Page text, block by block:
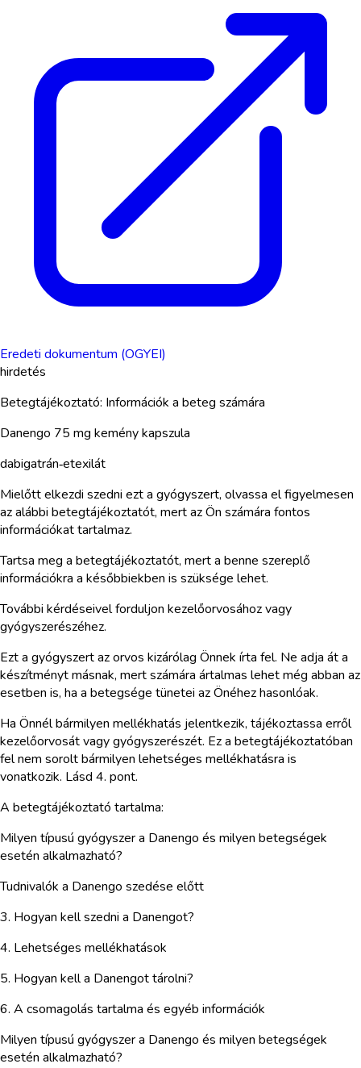
Eredeti dokumentum (OGYEI)
hirdetés
Betegtájékoztató: Információk a beteg számára
Danengo 75 mg kemény kapszula
dabigatrán‑etexilát
Mielőtt elkezdi szedni ezt a gyógyszert, olvassa el figyelmesen
az alábbi betegtájékoztatót, mert az Ön számára fontos
információkat tartalmaz.
Tartsa meg a betegtájékoztatót, mert a benne szereplő
információkra a későbbiekben is szüksége lehet.
További kérdéseivel forduljon kezelőorvosához vagy
gyógyszerészéhez.
Ezt a gyógyszert az orvos kizárólag Önnek írta fel. Ne adja át a
készítményt másnak, mert számára ártalmas lehet még abban az
esetben is, ha a betegsége tünetei az Önéhez hasonlóak.
Ha Önnél bármilyen mellékhatás jelentkezik, tájékoztassa erről
kezelőorvosát vagy gyógyszerészét. Ez a betegtájékoztatóban
fel nem sorolt bármilyen lehetséges mellékhatásra is
vonatkozik. Lásd 4. pont.
A betegtájékoztató tartalma:
Milyen típusú gyógyszer a Danengo és milyen betegségek
esetén alkalmazható?
Tudnivalók a Danengo szedése előtt
3. Hogyan kell szedni a Danengot?
4. Lehetséges mellékhatások
5. Hogyan kell a Danengot tárolni?
6. A csomagolás tartalma és egyéb információk
Milyen típusú gyógyszer a Danengo és milyen betegségek
esetén alkalmazható?